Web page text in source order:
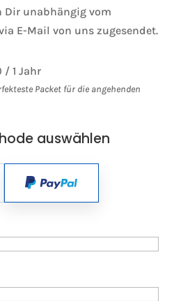
Dir unabhängig vom
E-Mail von uns zugesendet.
/ 1 Jahr
Packet für die angehenden
auswählen